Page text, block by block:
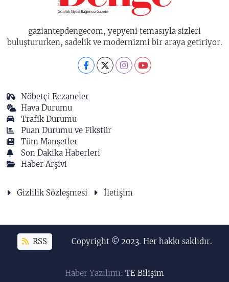
gaziantepdengecom, yepyeni temasıyla sizleri
buluştururken, sadelik ve modernizmi bir araya getiriyor.
Nöbetçi Eczaneler
Hava Durumu
Trafik Durumu
Puan Durumu ve Fikstür
Tüm Manşetler
Son Dakika Haberleri
Haber Arşivi
Gizlilik Sözleşmesi İletişim
RSS Copyright © 2023. Her hakkı saklıdır.
Haber Yazılımı: TE Bilişim